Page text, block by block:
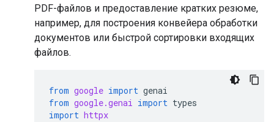
PDF-файлов и предоставление кратких резюме,
например, для построения конвейера обработки
документов или быстрой сортировки входящих
файлов.
from google import genai
from google.genai import types
import httpx